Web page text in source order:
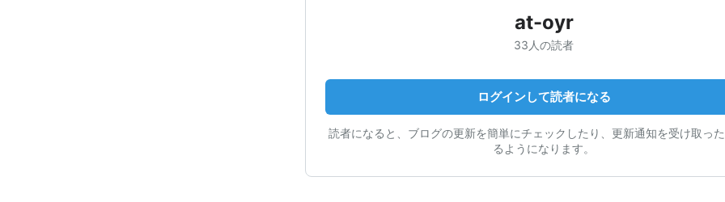
at-oyr
33人の読者
ログインして読者になる
読者になると、ブログの更新を簡単にチェックしたり、更新通知を受け取っ
るようになります。